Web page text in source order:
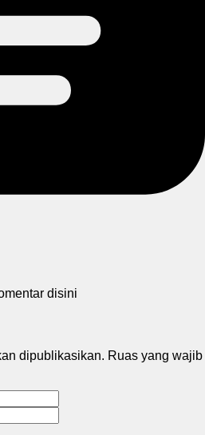
disini
dipublikasikan. Ruas yang wajib